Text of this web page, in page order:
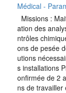
Médical -
Missions :
ation des
ntrôles
ons de pesée
utions
s installations
onfirmée de 2
ns de travailler